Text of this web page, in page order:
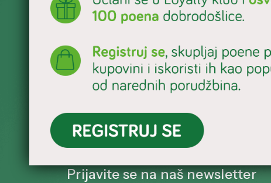
Porodična firma sa tradicijom od preko
speltine
trave. Vaše zdravlje je naša misija.
Prijavite se na naš newsletter